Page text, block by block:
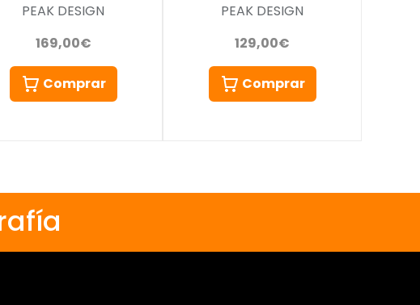
PEAK DESIGN
169,00€
Comprar
PEAK DESIGN
129,00€
Comprar